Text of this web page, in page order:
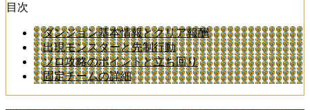
目次
ダンジョン基本情報とクリア報酬
出現モンスターと先制行動
ソロ攻略のポイントと立ち回り
固定チームの詳細